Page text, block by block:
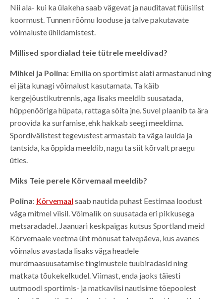
Nii ala- kui ka ülakeha saab vägevat ja nauditavat füüsilist
koormust. Tunnen rõõmu looduse ja talve pakutavate
võimaluste ühildamistest.
Millised spordialad teie tütrele meeldivad?
Mihkel ja Polina: Emilia on sportimist alati armastanud ning
ei jäta kunagi võimalust kasutamata. Ta käib
kergejõustikutrennis, aga lisaks meeldib suusatada,
hüppenööriga hüpata, rattaga sõita jne. Suvel plaanib ta ära
proovida ka surfamise, ehk hakkab seegi meeldima.
Spordivälistest tegevustest armastab ta väga laulda ja
tantsida, ka õppida meeldib, nagu ta siit kõrvalt praegu
ütles.
Miks Teie perele Kõrvemaal meeldib?
Polina: Kõrvemaalsaab nautida puhast Eestimaa loodust
väga mitmel viisil. Võimalik on suusatada eri pikkusega
metsaradadel. Jaanuari keskpaigas kutsus Sportland meid
Kõrvemaale veetma üht mõnusat talvepäeva, kus avanes
võimalus avastada lisaks väga headele
murdmaasuusatamise tingimustele tuubiradasid ning
matkata tõukekelkudel. Viimast, enda jaoks täiesti
uutmoodi sportimis- ja matkaviisi nautisime tõepoolest